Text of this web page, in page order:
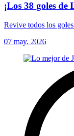
¡Los 38 goles
Revive todos los
07 may. 2026